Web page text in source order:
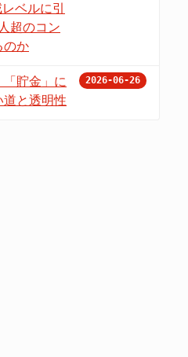
ベルに引
超のコン
のか
貯金」に
道と透明性
2026-06-26